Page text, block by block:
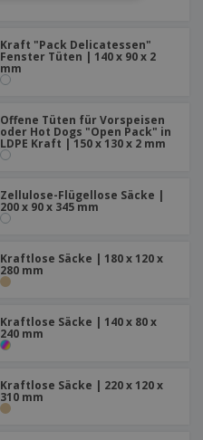
Kraft "Pack Delicatessen"
Fenster Tüten | 140 x 90 x 2
mm
Offene Tüten für Vorspeisen
oder Hot Dogs "Open Pack" in
LDPE Kraft | 150 x 130 x 2 mm
Zellulose-Flügellose Säcke |
200 x 90 x 345 mm
Kraftlose Säcke | 180 x 120 x
280 mm
Kraftlose Säcke | 140 x 80 x
240 mm
Kraftlose Säcke | 220 x 120 x
310 mm